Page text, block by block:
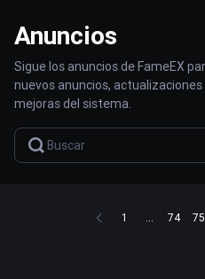
Anuncios
Sigue los anuncios de FameEX
nuevos anuncios,
mejoras del sistema.
1 ... 74 75